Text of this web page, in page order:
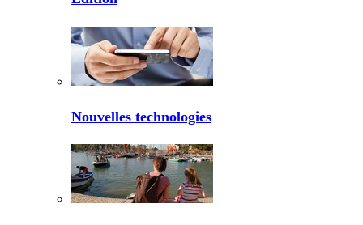
Nouvelles technologies